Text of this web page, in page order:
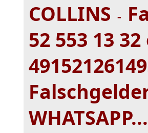
COLLINS -
52 553 13